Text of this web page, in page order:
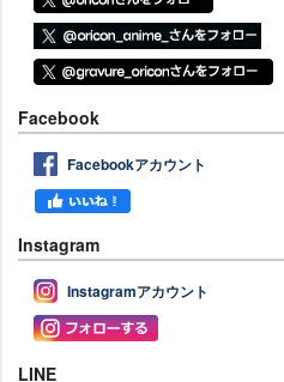
Facebook
Facebookアカウント
Instagram
Instagramアカウント
LINE